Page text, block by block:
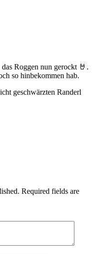
Roggen nun gerockt 🤘.
so hinbekommen hab.
geschwärzten Randerl
Required fields are